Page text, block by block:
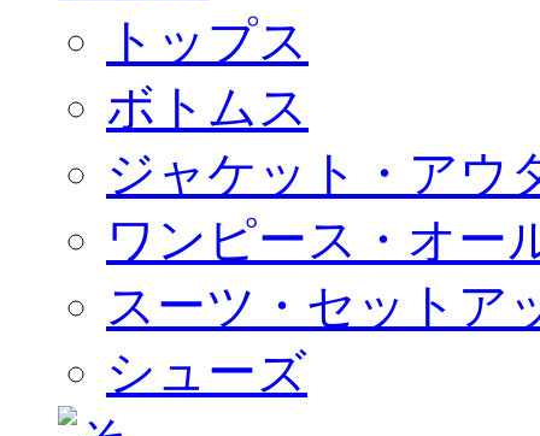
トップス
ボトムス
ジャケット・アウ
ワンピース・オー
スーツ・セットア
シューズ